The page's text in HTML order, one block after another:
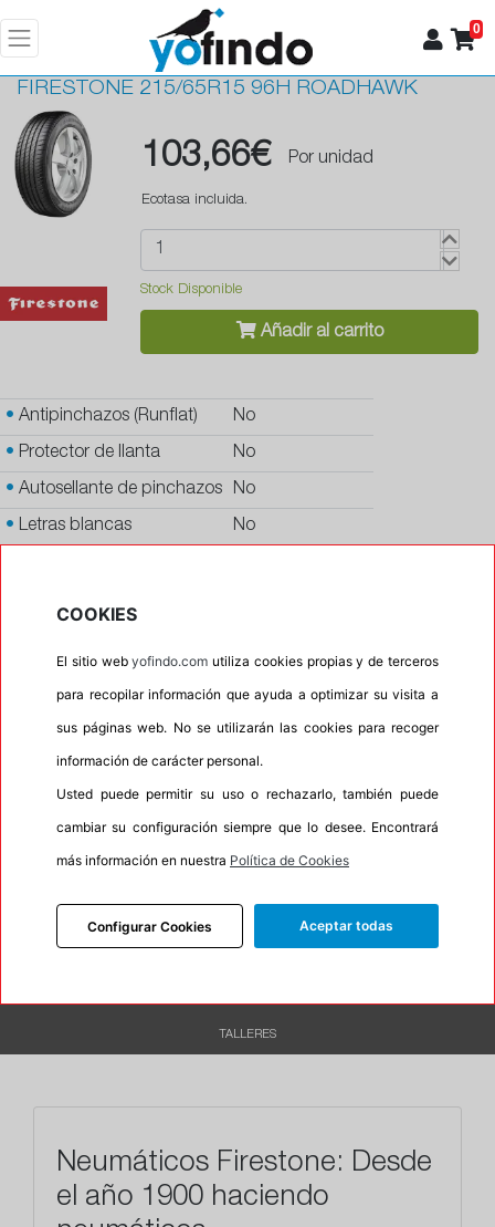
0
FIRESTONE 215/65R15 96H ROADHAWK
103,66€ Por unidad
Ecotasa incluida.
Stock Disponible
Añadir al carrito
• Antipinchazos (Runflat) No
• Protector de llanta No
• Autosellante de pinchazos No
• Letras blancas No
No
Etiqueta energética Información Eprel
INFORMACIÓN
TALLERES
Neumáticos Firestone: Desde
el año 1900 haciendo
COOKIES
El sitio webyofindo.com utiliza cookies propias y de terceros
para recopilar información que ayuda a optimizar su visita a
sus páginas web. No se utilizarán las cookies para recoger
información de carácter personal.
Usted puede permitir su uso o rechazarlo, también puede
cambiar su configuración siempre que lo desee. Encontrará
más información en nuestra Política de Cookies
Configurar Cookies Aceptar todas